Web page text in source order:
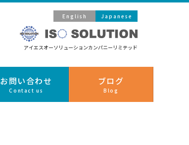
English Japanese
アイエスオーソリューションカンパニーリミテッド
お問い合わせ
Contact us
ブログ
Blog